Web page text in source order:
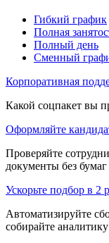
Гибкий график
Полная
Полный день
Сменный
Корпоративная
Какой соцпакет вы
Оформляйте
Проверяйте
документы без
Ускорьте подбор в 2
Автоматизируйте
собирайте